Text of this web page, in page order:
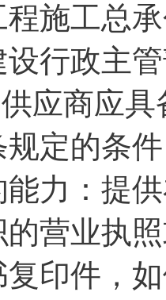
程施工总
设行政主
应商应
规定的条
能力：提
的营业执
复印件，